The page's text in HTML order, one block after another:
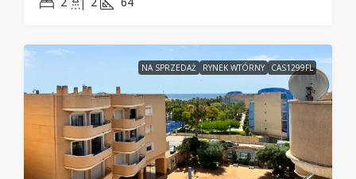
NA SPRZEDAŻ RYNEK WTÓRNY CAS1299FL